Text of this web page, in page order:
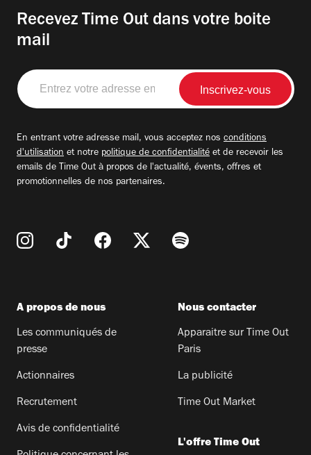
Recevez Time Out dans votre boite
mail
Entrez
votre
adresse
En entrant votre adresse mail, vous acceptez nos conditions
d'utilisation et notre politique de confidentialité et de recevoir les
emails de Time Out à propos de l'actualité, évents, offres et
promotionnelles de nos partenaires.
A propos de nous
Les communiqués de
presse
Actionnaires
Recrutement
Avis de confidentialité
Nous contacter
Apparaitre sur Time Out
Paris
La publicité
Time Out Market
L'offre Time Out